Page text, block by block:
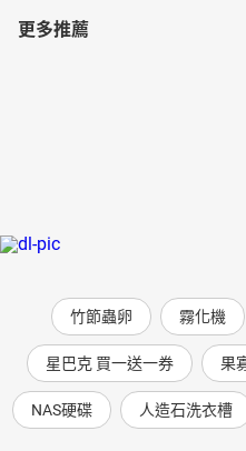
更多推薦
竹節蟲卵 霧化機
星巴克 買一送一券 果
NAS硬碟 人造石洗衣槽